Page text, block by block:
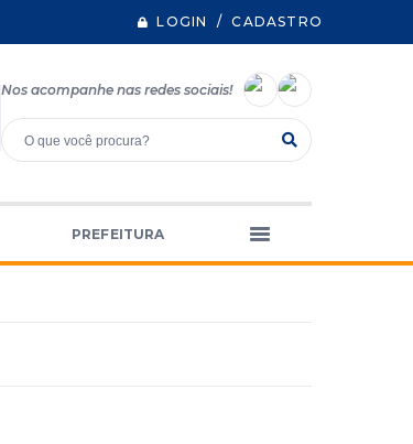
LOGIN / CADASTRO
Nos acompanhe nas redes sociais!
PREFEITURA